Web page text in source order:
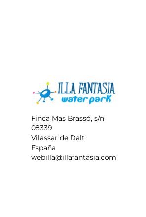
Finca Mas Brassó, s/n
08339
Vilassar de Dalt
España
webilla@illafantasia.com